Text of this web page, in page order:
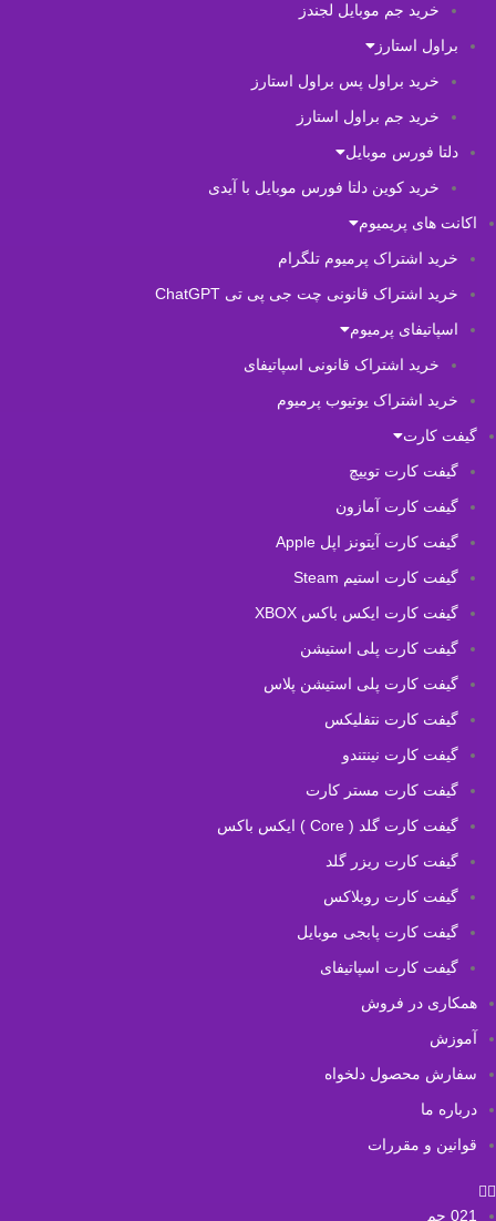
خرید جم موبایل لجندز
براول استارز
خرید براول پس براول استارز
خرید جم براول استارز
دلتا فورس موبایل
خرید کوین دلتا فورس موبایل با آیدی
اکانت های پریمیوم
خرید اشتراک پرمیوم تلگرام
خرید اشتراک قانونی چت جی پی تی ChatGPT
اسپاتیفای پرمیوم
خرید اشتراک قانونی اسپاتیفای
خرید اشتراک یوتیوب پرمیوم
گیفت کارت
گیفت کارت توییچ
گیفت کارت آمازون
گیفت کارت آیتونز اپل Apple
گیفت کارت استیم Steam
گیفت کارت ایکس باکس XBOX
گیفت کارت پلی استیشن
گیفت کارت پلی استیشن پلاس
گیفت کارت نتفلیکس
گیفت کارت نینتندو
گیفت کارت مستر کارت
گیفت کارت گلد ( Core ) ایکس باکس
گیفت کارت ریزر گلد
گیفت کارت روبلاکس
گیفت کارت پابجی موبایل
گیفت کارت اسپاتیفای
همکاری در فروش
آموزش
سفارش محصول دلخواه
درباره ما
قوانین و مقررات
021 جم